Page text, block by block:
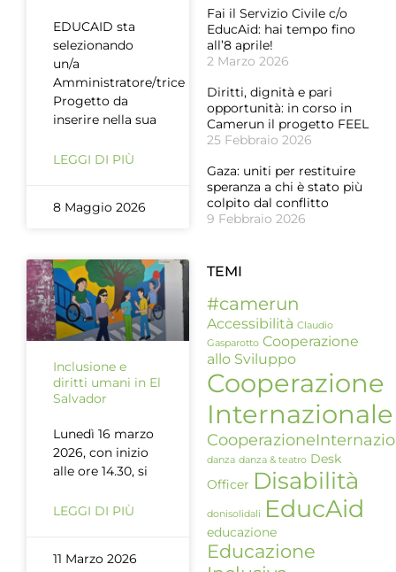
EDUCAID sta
selezionando
un/a
Amministratore/trice
Progetto da
inserire nella sua
LEGGI DI PIÙ
8 Maggio 2026
Inclusione e
diritti umani in El
Salvador
Lunedì 16 marzo
2026, con inizio
alle ore 14.30, si
LEGGI DI PIÙ
11 Marzo 2026
Fai il Servizio Civile c/o
EducAid: hai tempo fino
all’8 aprile!
2 Marzo 2026
Diritti, dignità e pari
opportunità: in corso in
Camerun il progetto FEEL
25 Febbraio 2026
Gaza: uniti per restituire
speranza a chi è stato più
colpito dal conflitto
9 Febbraio 2026
TEMI
#camerun
Accessibilità Claudio
Gasparotto Cooperazione
allo Sviluppo
Cooperazione
Internazionale
danza danza & teatro Desk
Officer Disabilità
donisolidali EducAid
educazione
Educazione